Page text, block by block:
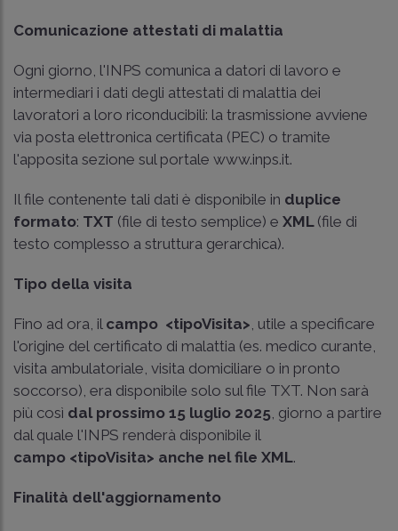
Comunicazione attestati di malattia
Ogni giorno, l'INPS comunica a datori di lavoro e
intermediari i dati degli attestati di malattia dei
lavoratori a loro riconducibili: la trasmissione avviene
via posta elettronica certificata (PEC) o tramite
l'apposita sezione sul portale www.inps.it.
Il file contenente tali dati è disponibile in duplice
formato: TXT (file di testo semplice) e XML (file di
testo complesso a struttura gerarchica).
Tipo della visita
Fino ad ora, il campo <tipoVisita> , utile a specificare
l'origine del certificato di malattia (es. medico curante,
visita ambulatoriale, visita domiciliare o in pronto
soccorso), era disponibile solo sul file TXT. Non sarà
più così dal prossimo 15 luglio 2025 , giorno a partire
dal quale l'INPS renderà disponibile il
campo <tipoVisita> anche nel file XML.
Finalità dell'aggiornamento